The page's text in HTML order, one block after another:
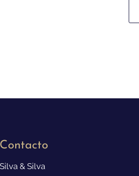
Contacto
Silva & Silva